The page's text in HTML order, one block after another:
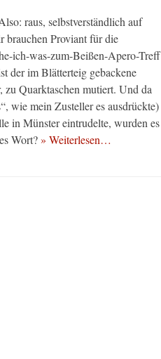
raus, selbstverständlich auf
brauchen Proviant für die
ich-was-zum-Beißen-Apero-Treff
der im Blätterteig gebackene
Quarktaschen mutiert. Und da
wie mein Zusteller es ausdrückte)
in Münster eintrudelte, wurden es
Wort?» Weiterlesen…